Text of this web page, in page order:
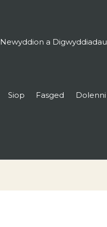
Newyddion a Digwyddiadau
Siop Fasged Dolenni